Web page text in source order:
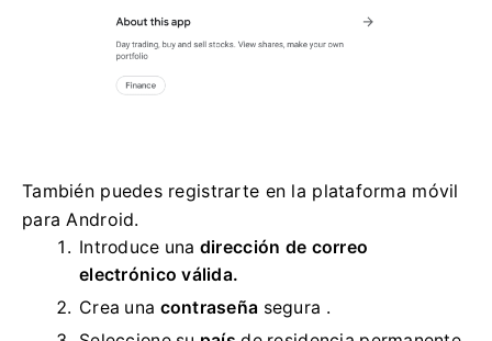
También puedes registrarte en la plataforma móvil
para Android.
Introduce una dirección de correo
electrónico válida.
Crea una contraseña segura .